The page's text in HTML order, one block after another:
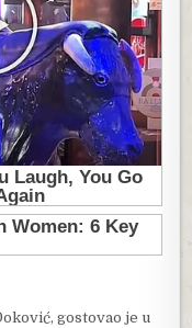
gostovao je u